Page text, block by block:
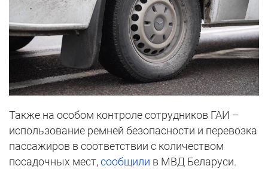
Также на особом контроле сотрудников ГАИ –
использование ремней безопасности и перевозка
пассажиров в соответствии с количеством
посадочных мест,сообщили в МВД Беларуси.